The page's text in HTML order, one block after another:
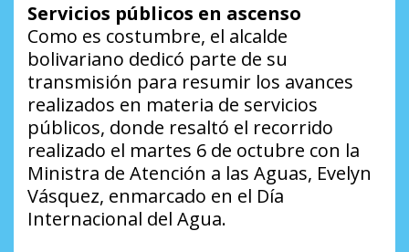
Servicios públicos en ascenso
Como es costumbre, el alcalde
bolivariano dedicó parte de su
transmisión para resumir los avances
realizados en materia de servicios
públicos, donde resaltó el recorrido
realizado el martes 6 de octubre con la
Ministra de Atención a las Aguas, Evelyn
Vásquez, enmarcado en el Día
Internacional del Agua.